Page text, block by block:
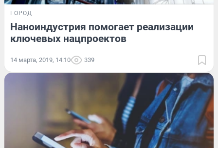
ГОРОД
Наноиндустрия помогает реализации
ключевых нацпроектов
14 марта, 2019, 14:10 339